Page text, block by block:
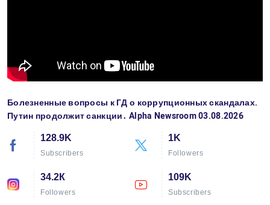
Болезненные вопросы к ГД о коррупционных скандалах.
Путин продолжит санкции․ Alpha Newsroom 03.08.2026
128.9K
Subscribers
1K
Followers
34.2К
Followers
109K
Subscribers